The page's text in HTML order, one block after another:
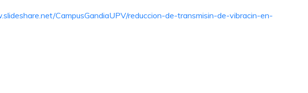
CampusGandiaUPV/reduccion-de-transmisin-de-vibracin-en-